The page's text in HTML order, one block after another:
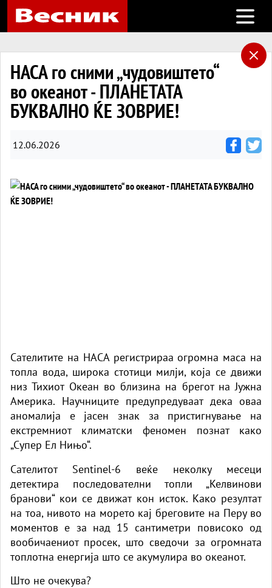
Open
НАСА го сними „чудовиштето“
во океанот - ПЛАНЕТАТА
БУКВАЛНО ЌЕ ЗОВРИЕ!
12.06.2026
Сателитите на НАСА регистрираа огромна маса на
топла вода, широка стотици милји, која се движи
низ Тихиот Океан во близина на брегот на Јужна
Америка. Научниците предупредуваат дека оваа
аномалија е јасен знак за пристигнување на
екстремниот климатски феномен познат како
„Супер Ел Нињо“.
Сателитот Sentinel-6 веќе неколку месеци
детектира последователни топли „Келвинови
бранови“ кои се движат кон исток. Како резултат
на тоа, нивото на морето кај бреговите на Перу во
моментов е за над 15 сантиметри повисоко од
вообичаениот просек, што сведочи за огромната
топлотна енергија што се акумулира во океанот.
Што не очекува?